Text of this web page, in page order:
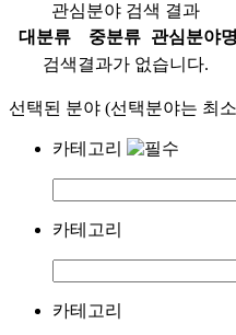
관심분야 검색 결과
대분류
중분류
관심분야명
검색결과가 없습니다.
선택된 분야 (선택분야는 최
카테고리
카테고리
카테고리